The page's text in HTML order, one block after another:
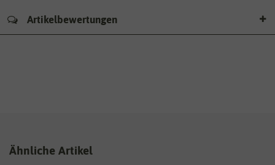
Artikelbewertungen
Ähnliche Artikel